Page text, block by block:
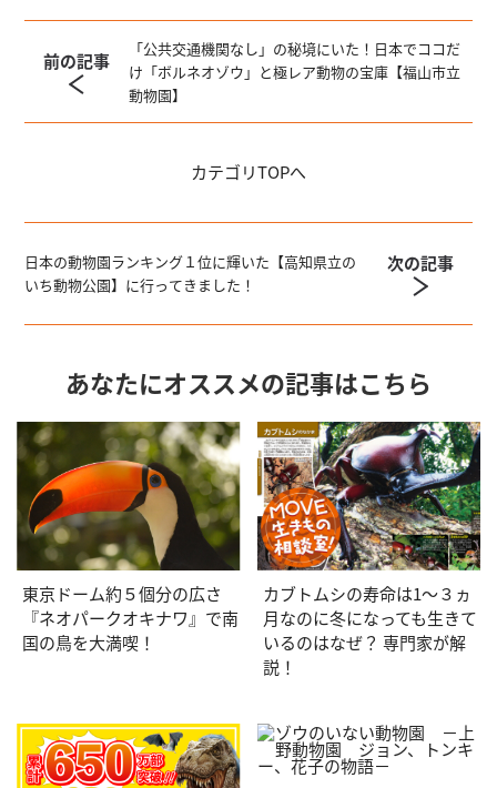
前の記事
「公共交通機関なし」の秘境にいた！日本でココだ
け「ボルネオゾウ」と極レア動物の宝庫【福山市立
動物園】
カテゴリTOPへ
日本の動物園ランキング１位に輝いた【高知県立の
いち動物公園】に行ってきました！
次の記事
あなたにオススメの記事はこちら
東京ドーム約５個分の広さ
『ネオパークオキナワ』で南
国の鳥を大満喫！
カブトムシの寿命は1〜３ヵ
月なのに冬になっても生きて
いるのはなぜ？ 専門家が解
説！